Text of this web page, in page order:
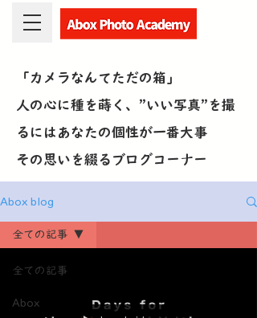
「カメラなんてただの箱」
人の心に種を蒔く、”いい写真”を撮
るにはあなたの個性が一番大事
​その思いを綴るブログコーナー
Abox blog
全ての記事
Abox
全ての記事